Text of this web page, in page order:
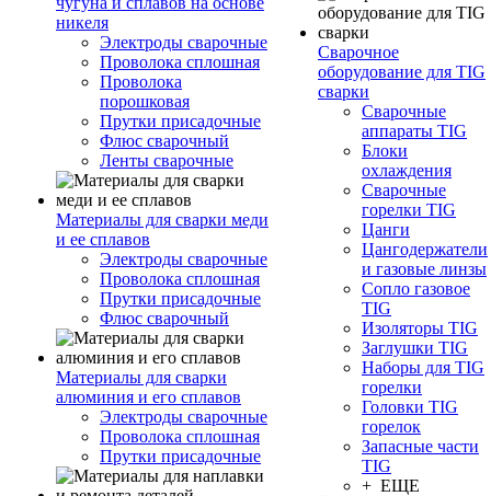
никеля
Электроды сварочные
Проволока сплошная
Проволока
порошковая
Прутки присадочные
Флюс сварочный
Ленты сварочные
Материалы для сварки меди
и ее сплавов
Электроды сварочные
Проволока сплошная
Прутки присадочные
Флюс сварочный
Материалы для сварки
алюминия и его сплавов
Электроды сварочные
Проволока сплошная
Прутки присадочные
Сварочное
оборудование для TIG
сварки
Сварочные
аппараты TIG
Блоки
охлаждения
Сварочные
горелки TIG
Цанги
Цангодержатели
и газовые линзы
Сопло газовое
TIG
Изоляторы TIG
Заглушки TIG
Наборы для TIG
горелки
Головки TIG
горелок
Запасные части
TIG
+ ЕЩЕ